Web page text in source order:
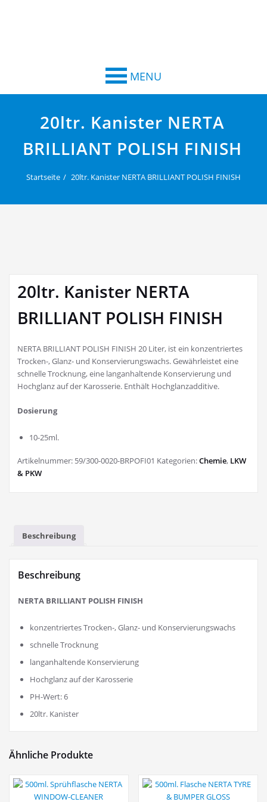
MENU
20ltr. Kanister NERTA
BRILLIANT POLISH FINISH
Startseite 20ltr. Kanister NERTA BRILLIANT POLISH FINISH
20ltr. Kanister NERTA
BRILLIANT POLISH FINISH
NERTA BRILLIANT POLISH FINISH 20 Liter, ist ein konzentriertes
Trocken-, Glanz- und Konservierungswachs. Gewährleistet eine
schnelle Trocknung, eine langanhaltende Konservierung und
Hochglanz auf der Karosserie. Enthält Hochglanzadditive.
Dosierung
10-25ml.
Artikelnummer: 59/300-0020-BRPOFI01 Kategorien:Chemie, LKW
& PKW
Beschreibung
Beschreibung
NERTA BRILLIANT POLISH FINISH
konzentriertes Trocken-, Glanz- und Konservierungswachs
schnelle Trocknung
langanhaltende Konservierung
Hochglanz auf der Karosserie
PH-Wert: 6
20ltr. Kanister
Ähnliche Produkte